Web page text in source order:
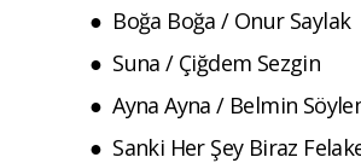
● Boğa Boğa / Onur Saylak
● Suna / Çiğdem Sezgin
● Ayna Ayna / Belmin
● Sanki Her Şey Biraz